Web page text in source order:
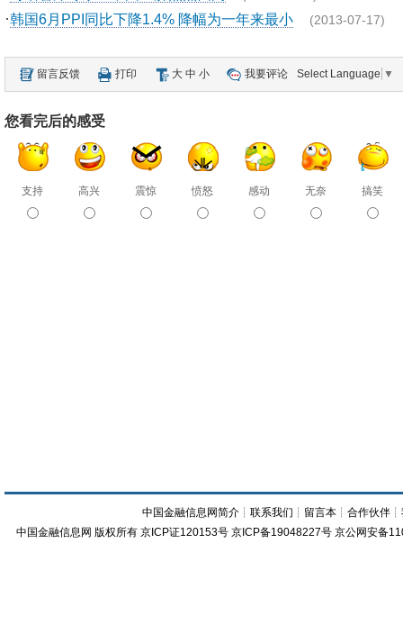
·韩国6月PPI同比下降1.4% 降幅为一年来最小 (2013-07-17)
留言反馈 打印 大 中 小 我要评论 Select Language ▼
您看完后的感受
支持 高兴 震惊 愤怒 感动 无奈 搞笑
中国金融信息网简介 ┊联系我们 ┊ 留言本 ┊合作伙伴 ┊
中国金融信息网 版权所有 京ICP证120153号 京ICP备19048227号 京公网安备